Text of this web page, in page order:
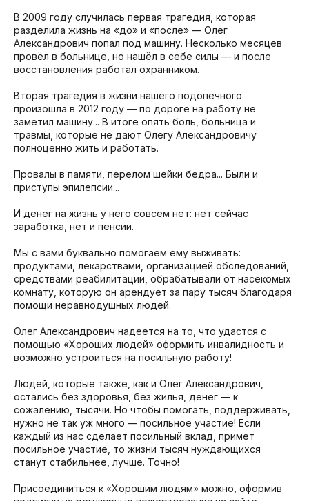
В 2009 году случилась первая трагедия, которая
разделила жизнь на «до» и «после» — Олег
Александрович попал под машину. Несколько месяцев
провёл в больнице, но нашёл в себе силы — и после
восстановления работал охранником.
Вторая трагедия в жизни нашего подопечного
произошла в 2012 году — по дороге на работу не
заметил машину... В итоге опять боль, больница и
травмы, которые не дают Олегу Александровичу
полноценно жить и работать.
Провалы в памяти, перелом шейки бедра... Были и
приступы эпилепсии...
И денег на жизнь у него совсем нет: нет сейчас
заработка, нет и пенсии.
Мы с вами буквально помогаем ему выживать:
продуктами, лекарствами, организацией обследований,
средствами реабилитации, обрабатывали от насекомых
комнату, которую он арендует за пару тысяч благодаря
помощи неравнодушных людей.
Олег Александрович надеется на то, что удастся с
помощью «Хороших людей» оформить инвалидность и
возможно устроиться на посильную работу!
Людей, которые также, как и Олег Александрович,
остались без здоровья, без жилья, денег — к
сожалению, тысячи. Но чтобы помогать, поддерживать,
нужно не так уж много — посильное участие! Если
каждый из нас сделает посильный вклад, примет
посильное участие, то жизни тысяч нуждающихся
станут стабильнее, лучше. Точно!
Присоединиться к «Хорошим людям» можно, оформив